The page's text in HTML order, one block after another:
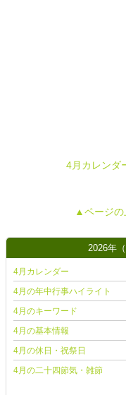
4月カレンダ
▲ページの
2026年
4月カレンダー
4月の年中行事ハイライト
4月のキーワード
4月の基本情報
4月の休日・祝祭日
4月の二十四節気・雑節